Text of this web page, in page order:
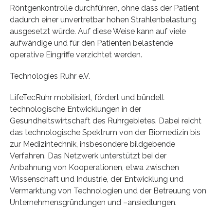
Röntgenkontrolle durchführen, ohne dass der Patient
dadurch einer unvertretbar hohen Strahlenbelastung
ausgesetzt würde. Auf diese Weise kann auf viele
aufwändige und für den Patienten belastende
operative Eingriffe verzichtet werden.
Technologies Ruhr e.V.
LifeTecRuhr mobilisiert, fördert und bündelt
technologische Entwicklungen in der
Gesundheitswirtschaft des Ruhrgebietes. Dabei reicht
das technologische Spektrum von der Biomedizin bis
zur Medizintechnik, insbesondere bildgebende
Verfahren. Das Netzwerk unterstützt bei der
Anbahnung von Kooperationen, etwa zwischen
Wissenschaft und Industrie, der Entwicklung und
Vermarktung von Technologien und der Betreuung von
Unternehmensgründungen und –ansiedlungen.